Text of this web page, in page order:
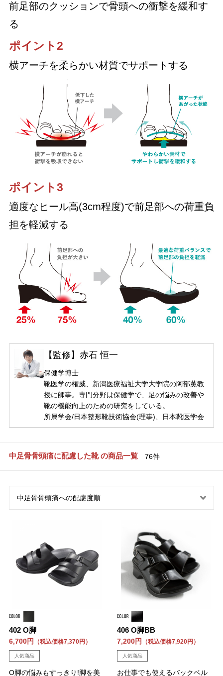
前足部のクッションで骨頭への衝撃を緩和す
る
ポイント2
横アーチを柔らかい材質でサポートする
ポイント3
適度なヒール高(3cm程度)で前足部への荷重負
担を軽減する
【監修】赤石 恒一
保健学博士
靴医学の権威、新潟医療福祉大学大学院の阿部薫教
授に師事。専門分野は保健学で、足の悩みの改善や
靴の機能向上のための研究をしている。
所属学会/日本整形靴技術協会(理事)、日本靴医学会
中足骨骨頭痛に配慮した靴 の商品一覧 76件
402 O脚
6,700円 （税込価格7,370円）
人気商品
O脚の悩みもすっきり!脚を美
406 O脚BB
7,200円 （税込価格7,920円）
人気商品
お仕事でも使えるバックベル